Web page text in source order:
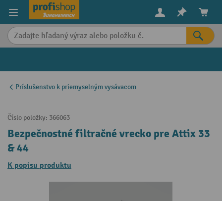
content
Príslušenstvo k priemyselným vysávacom
Číslo položky: 366063
Bezpečnostné filtračné vrecko pre Attix 33
& 44
K popisu produktu